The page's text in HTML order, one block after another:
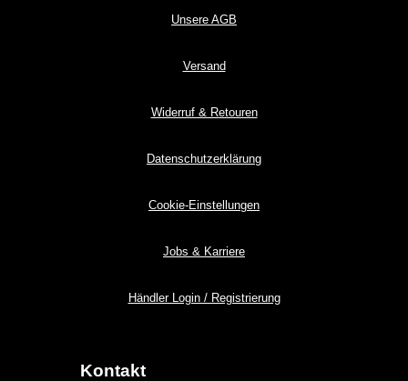
Unsere AGB
Versand
Widerruf & Retouren
Datenschutzerklärung
Cookie-Einstellungen
Jobs & Karriere
Händler Login / Registrierung
Kontakt